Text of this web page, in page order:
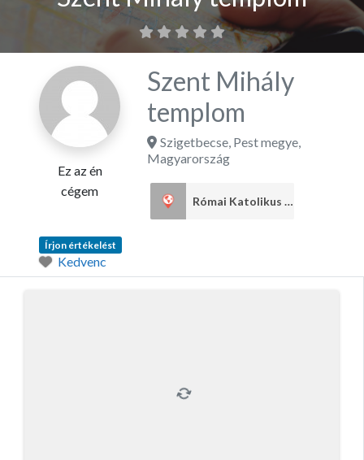
Ez az én
cégem
Szent Mihály
templom
Szigetbecse, Pest megye,
Magyarország
Római Katolikus egyház
Írjon értékelést
Kedvenc